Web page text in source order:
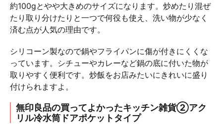
約100gとやや大きめのサイズになります。炒めたり混ぜ
たり取り分けたりと一つで何役も使え、洗い物が少なく
済む点が人気の理由です。
シリコーン製なので鍋やフライパンに傷が付きにくくな
っています。シチューやカレーなど鍋の底に付いた物が
取りやすく便利です。炒飯をお店みたいにきれいに盛り
付けられますよ。
無印良品の買ってよかったキッチン雑貨②アク
リル冷水筒ドアポケットタイプ